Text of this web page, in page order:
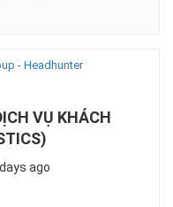
- Headhunter
VỤ KHÁCH
ago